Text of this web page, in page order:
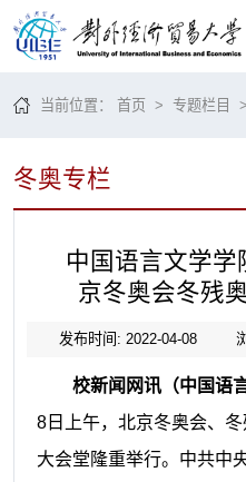
当前位置：首页 >专题栏目
冬奥专栏
中国语言文学
京冬奥会冬残
发布时间: 2022-04-08
校新闻网讯（中国语
8日上午，北京冬奥会、
大会堂隆重举行。中共中